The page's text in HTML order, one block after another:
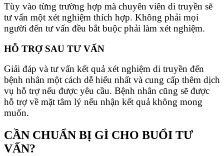
Tùy vào từng trường hợp mà chuyên viên di truyền sẽ
tư vấn một xét nghiệm thích hợp. Không phải mọi
người đến tư vấn đều bắt buộc phải làm xét nghiệm.
HỖ TRỢ SAU TƯ VẤN
Giải đáp và tư vấn kết quả xét nghiệm di truyền đến
bệnh nhân một cách dễ hiểu nhất và cung cấp thêm dịch
vụ hỗ trợ nếu được yêu cầu. Bệnh nhân cũng sẽ được
hỗ trợ về mặt tâm lý nếu nhận kết quả không mong
muốn.
CẦN CHUẨN BỊ GÌ CHO BUỔI TƯ
VẤN?